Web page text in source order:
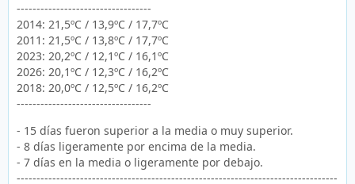
----------------------------------
2014: 21,5ºC / 13,9ºC / 17,7ºC
2011: 21,5ºC / 13,8ºC / 17,7ºC
2023: 20,2ºC / 12,1ºC / 16,1ºC
2026: 20,1ºC / 12,3ºC / 16,2ºC
2018: 20,0ºC / 12,5ºC / 16,2ºC
----------------------------------
- 15 días fueron superior a la media o muy superior.
- 8 días ligeramente por encima de la media.
- 7 días en la media o ligeramente por debajo.
---------------------------------------------------------------------------------